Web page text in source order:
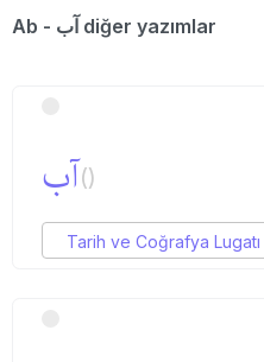
Ab - آب diğer yazımlar
آب()
Tarih ve Coğrafya Lugatı